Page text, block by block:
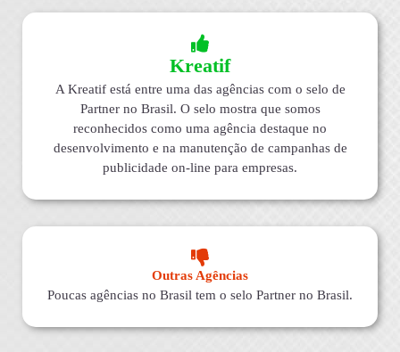
Kreatif
A Kreatif está entre uma das agências com o selo de
Partner no Brasil. O selo mostra que somos
reconhecidos como uma agência destaque no
desenvolvimento e na manutenção de campanhas de
publicidade on-line para empresas.
Outras Agências
Poucas agências no Brasil tem o selo Partner no Brasil.